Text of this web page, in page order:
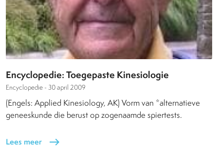
Encyclopedie: Toegepaste Kinesiologie
Encyclopedie - 30 april 2009
(Engels: Applied Kinesiology, AK) Vorm van *alternatieve
geneeskunde die berust op zogenaamde spiertests.
Lees meer east